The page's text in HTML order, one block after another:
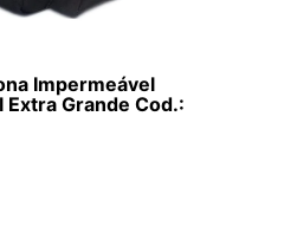
Impermeável
Grande Cod.: